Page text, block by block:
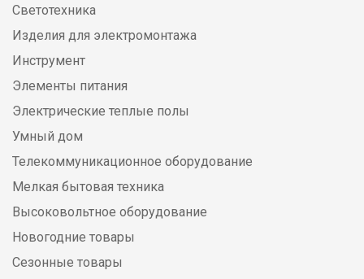
Светотехника
Изделия для электромонтажа
Инструмент
Элементы питания
Электрические теплые полы
Умный дом
Телекоммуникационное оборудование
Мелкая бытовая техника
Высоковольтное оборудование
Новогодние товары
Сезонные товары